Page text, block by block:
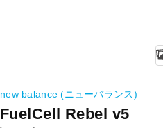
new balance (ニューバランス)
FuelCell Rebel v5